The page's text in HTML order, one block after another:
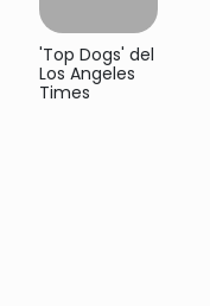
'Top Dogs' del
Los Angeles
Times